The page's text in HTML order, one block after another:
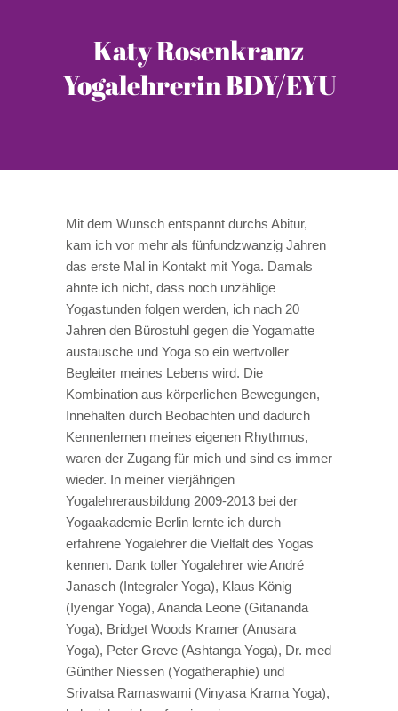
Katy Rosenkranz
Yogalehrerin BDY/EYU
Mit dem Wunsch entspannt durchs Abitur,
kam ich vor mehr als fünfundzwanzig Jahren
das erste Mal in Kontakt mit Yoga. Damals
ahnte ich nicht, dass noch unzählige
Yogastunden folgen werden, ich nach 20
Jahren den Bürostuhl gegen die Yogamatte
austausche und Yoga so ein wertvoller
Begleiter meines Lebens wird. Die
Kombination aus körperlichen Bewegungen,
Innehalten durch Beobachten und dadurch
Kennenlernen meines eigenen Rhythmus,
waren der Zugang für mich und sind es immer
wieder. In meiner vierjährigen
Yogalehrerausbildung 2009-2013 bei der
Yogaakademie Berlin lernte ich durch
erfahrene Yogalehrer die Vielfalt des Yogas
kennen. Dank toller Yogalehrer wie André
Janasch (Integraler Yoga), Klaus König
(Iyengar Yoga), Ananda Leone (Gitananda
Yoga), Bridget Woods Kramer (Anusara
Yoga), Peter Greve (Ashtanga Yoga), Dr. med
Günther Niessen (Yogatheraphie) und
Srivatsa Ramaswami (Vinyasa Krama Yoga),